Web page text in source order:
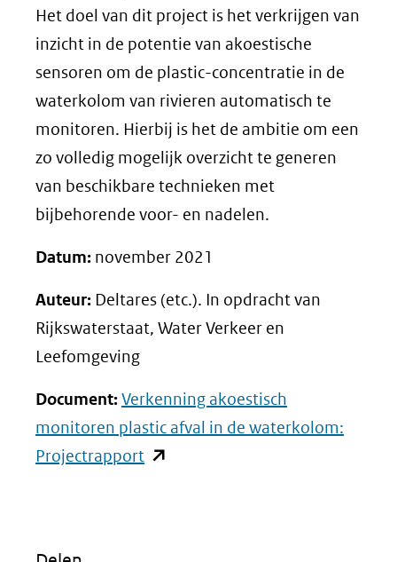
Het doel van dit project is het verkrijgen van
inzicht in de potentie van akoestische
sensoren om de plastic-concentratie in de
waterkolom van rivieren automatisch te
monitoren. Hierbij is het de ambitie om een
zo volledig mogelijk overzicht te generen
van beschikbare technieken met
bijbehorende voor- en nadelen.
Datum: november 2021
Auteur: Deltares (etc.). In opdracht van
Rijkswaterstaat, Water Verkeer en
Leefomgeving
Document:Verkenning akoestisch
monitoren plastic afval in de waterkolom:
Projectrapport (opent